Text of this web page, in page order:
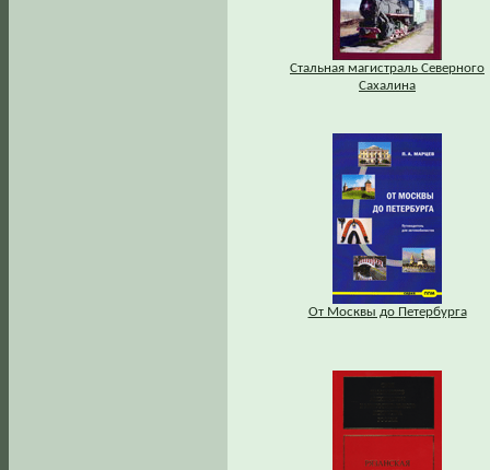
Стальная магистраль Северного
Сахалина
От Москвы до Петербурга